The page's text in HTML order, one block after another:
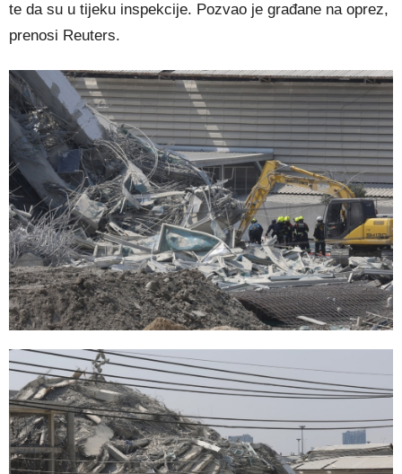
te da su u tijeku inspekcije. Pozvao je građane na oprez,
prenosi Reuters.